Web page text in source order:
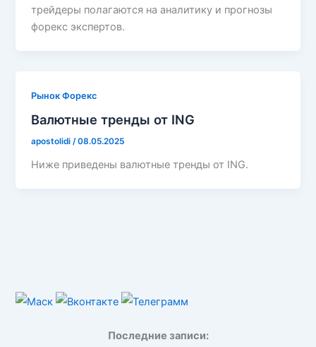
трейдеры полагаются на аналитику и прогнозы
форекс экспертов.
Рынок Форекс
Валютные тренды от ING
apostolidi/08.05.2025
Ниже приведены валютные тренды от ING.
Последние записи: